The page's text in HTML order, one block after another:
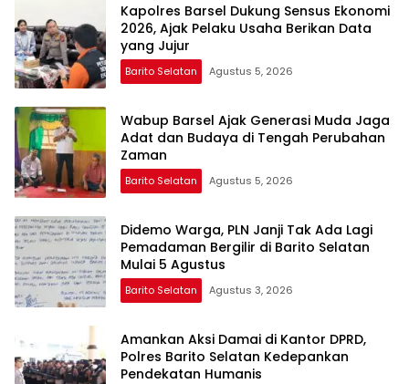
Kapolres Barsel Dukung Sensus Ekonomi
2026, Ajak Pelaku Usaha Berikan Data
yang Jujur
Barito Selatan Agustus 5, 2026
Wabup Barsel Ajak Generasi Muda Jaga
Adat dan Budaya di Tengah Perubahan
Zaman
Barito Selatan Agustus 5, 2026
Didemo Warga, PLN Janji Tak Ada Lagi
Pemadaman Bergilir di Barito Selatan
Mulai 5 Agustus
Barito Selatan Agustus 3, 2026
Amankan Aksi Damai di Kantor DPRD,
Polres Barito Selatan Kedepankan
Pendekatan Humanis